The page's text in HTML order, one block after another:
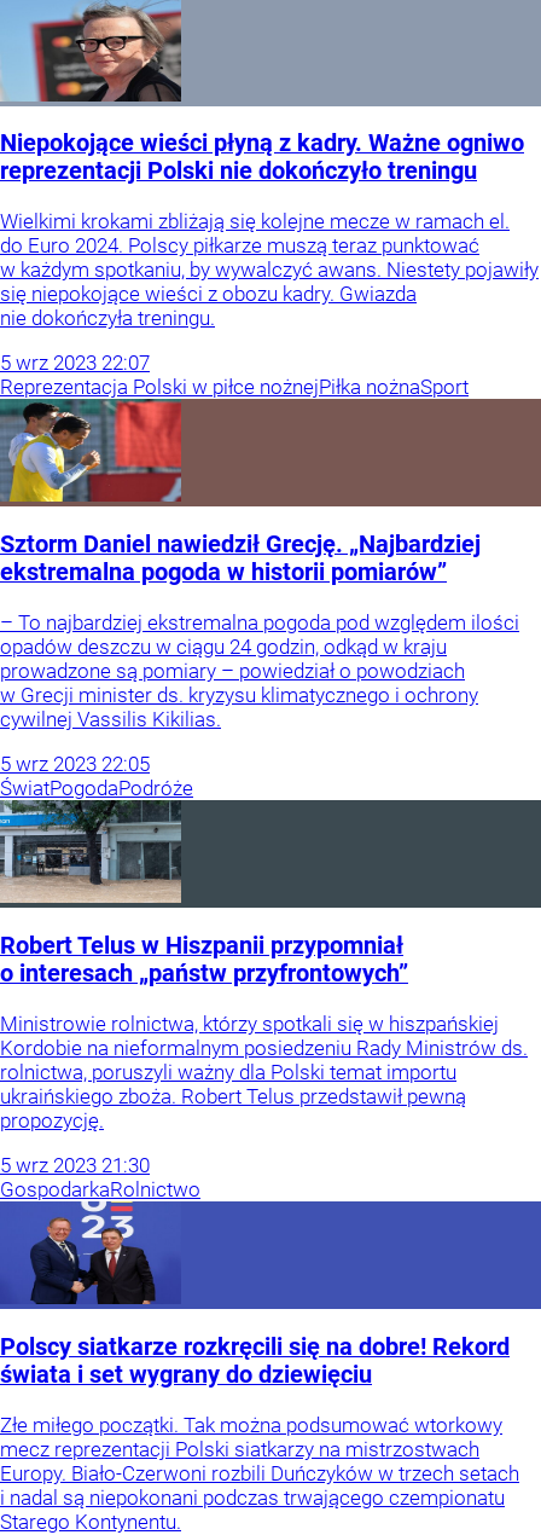
Niepokojące wieści płyną z kadry. Ważne ogniwo
reprezentacji Polski nie dokończyło treningu
Wielkimi krokami zbliżają się kolejne mecze w ramach el.
do Euro 2024. Polscy piłkarze muszą teraz punktować
w każdym spotkaniu, by wywalczyć awans. Niestety pojawiły
się niepokojące wieści z obozu kadry. Gwiazda
nie dokończyła treningu.
5 wrz 2023 22:07
Reprezentacja Polski w piłce nożnejPiłka nożnaSport
Sztorm Daniel nawiedził Grecję. „Najbardziej
ekstremalna pogoda w historii pomiarów”
– To najbardziej ekstremalna pogoda pod względem ilości
opadów deszczu w ciągu 24 godzin, odkąd w kraju
prowadzone są pomiary – powiedział o powodziach
w Grecji minister ds. kryzysu klimatycznego i ochrony
cywilnej Vassilis Kikilias.
5 wrz 2023 22:05
ŚwiatPogodaPodróże
Robert Telus w Hiszpanii przypomniał
o interesach „państw przyfrontowych”
Ministrowie rolnictwa, którzy spotkali się w hiszpańskiej
Kordobie na nieformalnym posiedzeniu Rady Ministrów ds.
rolnictwa, poruszyli ważny dla Polski temat importu
ukraińskiego zboża. Robert Telus przedstawił pewną
propozycję.
5 wrz 2023 21:30
GospodarkaRolnictwo
Polscy siatkarze rozkręcili się na dobre! Rekord
świata i set wygrany do dziewięciu
Złe miłego początki. Tak można podsumować wtorkowy
mecz reprezentacji Polski siatkarzy na mistrzostwach
Europy. Biało-Czerwoni rozbili Duńczyków w trzech setach
i nadal są niepokonani podczas trwającego czempionatu
Starego Kontynentu.